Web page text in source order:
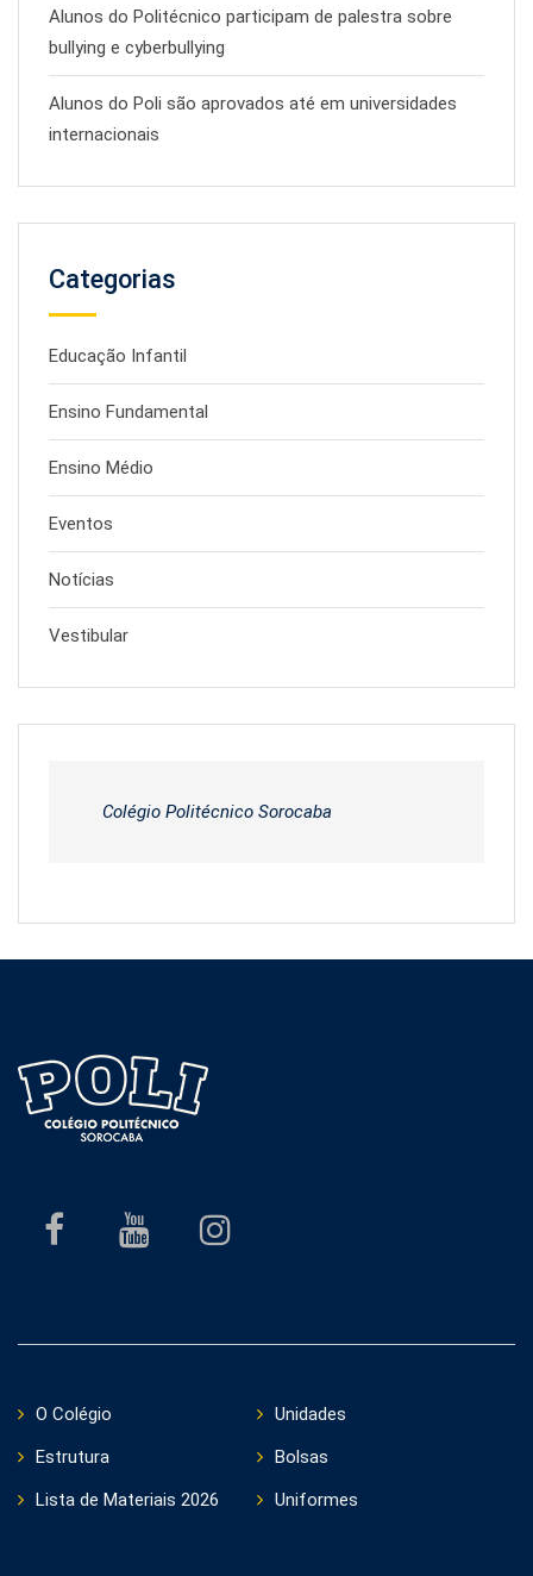
Alunos do Politécnico participam de palestra sobre
bullying e cyberbullying
Alunos do Poli são aprovados até em universidades
internacionais
Categorias
Educação Infantil
Ensino Fundamental
Ensino Médio
Eventos
Notícias
Vestibular
Colégio Politécnico Sorocaba
O Colégio
Unidades
Estrutura
Bolsas
Lista de Materiais 2026
Uniformes